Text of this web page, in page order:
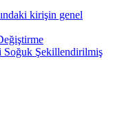
kirişin genel
Şekillendirilmiş